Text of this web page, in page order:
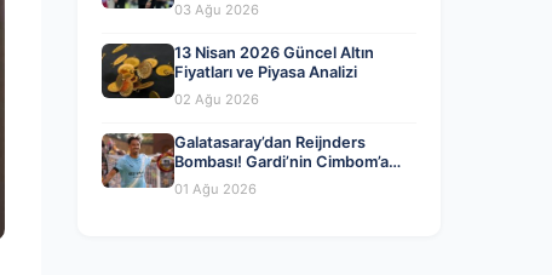
03 Ağu 2026
13 Nisan 2026 Güncel Altın
Fiyatları ve Piyasa Analizi
02 Ağu 2026
Galatasaray’dan Reijnders
Bombası! Gardi’nin Cimbom’a
Son Sürprizi
01 Ağu 2026